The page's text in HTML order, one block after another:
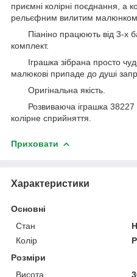
приємні колірні поєднання, а
рельєфним вилитим малюнком.
Піаніно працюють від 3-х
комплект.
Іграшка зібрана просто
малюкові припаде до душі
Оригінальна якість.
Розвиваюча іграшка 38227
колірне сприйняття.
Приховати
Характеристики
Основні
Стан
Колір
Розміри
Висота